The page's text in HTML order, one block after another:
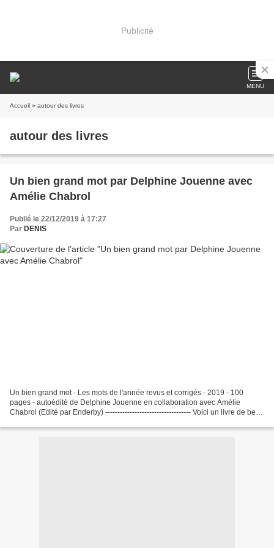
Publicité
MENU
Accueil » autour des livres
autour des livres
Un bien grand mot par Delphine Jouenne avec
Amélie Chabrol
Publié le 22/12/2019 à 17:27
Par DENIS
Un bien grand mot - Les mots de l'année revus et corrigés - 2019 - 100
pages - autoédité de Delphine Jouenne en collaboration avec Amélie
Chabrol (Edité par Enderby) ----------------------------------- Voici un livre de belle